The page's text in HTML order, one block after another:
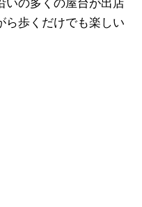
いの多くの屋台が出店
ら歩くだけでも楽しい